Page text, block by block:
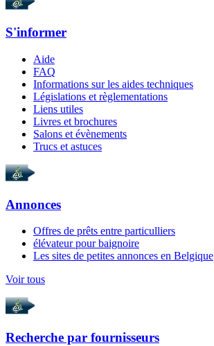
S'informer
Aide
FAQ
Informations sur les aides techniques
Législations et règlementations
Liens utiles
Livres et brochures
Salons et évènements
Trucs et astuces
Annonces
Offres de prêts entre particulliers
élévateur pour baignoire
Les sites de petites annonces en Belgique
Voir tous
Recherche par fournisseurs